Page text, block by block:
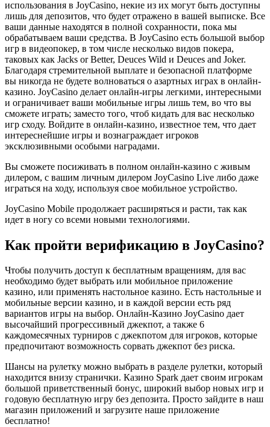
использования в JoyCasino, некие из их могут быть доступны
лишь для депозитов, что будет отражено в вашей выписке. Все
ваши данные находятся в полной сохранности, пока мы
обрабатываем ваши средства. В JoyCasino есть большой выбор
игр в видеопокер, в том числе несколько видов покера,
таковых как Jacks or Better, Deuces Wild и Deuces and Joker.
Благодаря стремительной выплате и безопасной платформе
вы никогда не будете волноваться о азартных играх в онлайн-
казино. JoyCasino делает онлайн-игры легкими, интересными
и ограничивает ваши мобильные игры лишь тем, во что вы
сможете играть; заместо того, чтоб кидать для вас несколько
игр сходу. Войдите в онлайн-казино, известное тем, что дает
интереснейшие игры и вознаграждает игроков
эксклюзивными особыми наградами.
Вы сможете посиживать в полном онлайн-казино с живым
дилером, с вашим личным дилером JoyCasino Live либо даже
играться на ходу, используя свое мобильное устройство.
JoyCasino Mobile продолжает расширяться и расти, так как
идет в ногу со всеми новыми технологиями.
Как пройти верификацию в JoyCasino?
Чтобы получить доступ к бесплатным вращениям, для вас
необходимо будет выбрать или мобильное приложение
казино, или применять настольное казино. Есть настольные и
мобильные версии казино, и в каждой версии есть ряд
вариантов игры на выбор. Онлайн-Казино JoyCasino дает
высочайший прогрессивный джекпот, а также 6
каждомесячных турниров с джекпотом для игроков, которые
предпочитают возможность сорвать джекпот без риска.
Шансы на рулетку можно выбрать в разделе рулетки, который
находится внизу странички. Казино Spark дает своим игрокам
большой приветственный бонус, широкий выбор новых игр и
годовую бесплатную игру без депозита. Просто зайдите в наш
магазин приложений и загрузите наше приложение
бесплатно!